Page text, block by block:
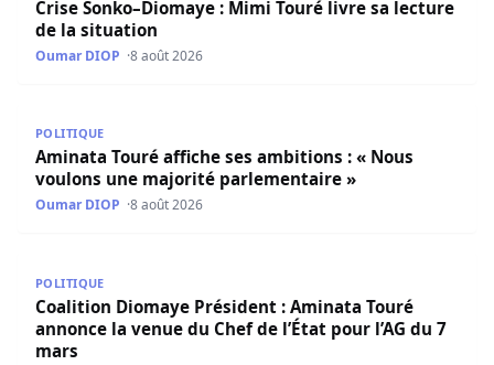
Crise Sonko–Diomaye : Mimi Touré livre sa lecture
de la situation
Oumar DIOP 8 août 2026
POLITIQUE
Aminata Touré affiche ses ambitions : « Nous
voulons une majorité parlementaire »
Oumar DIOP 8 août 2026
POLITIQUE
Coalition Diomaye Président : Aminata Touré
annonce la venue du Chef de l’État pour l’AG du 7
mars